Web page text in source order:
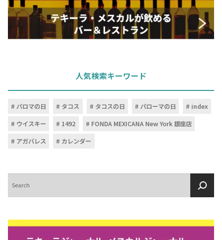
COPYRIGHT © JUAST All rights reserved.
人気検索キーワード
パロマの日 タコス タコスの日 パローマの日
index
ウイスキー
1492
FONDA MEXICANA New York 銀座店
アガバレス
カレンダー
索